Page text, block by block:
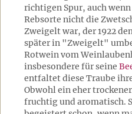
richtigen Spur, auch
Rebsorte nicht die
Zweigelt war, der 1922
später in "Zweigelt"
Rotwein vom
insbesondere für seine
entfaltet diese Traube
Obwohl ein eher
fruchtig und aromatisch.